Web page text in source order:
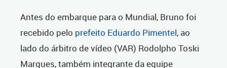
Antes do embarque para o Mundial, Bruno foi
recebido pelo prefeito Eduardo Pimentel, ao
lado do árbitro de vídeo (VAR) Rodolpho Toski
Marques, também integrante da equipe